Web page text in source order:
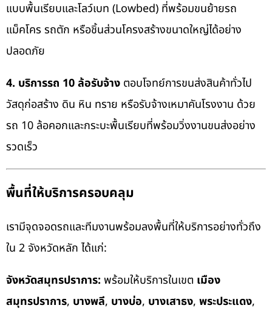
แบบพื้นเรียบและโลว์เบท (Lowbed) ที่พร้อมขนย้ายรถ
แม็คโคร รถตัก หรือชิ้นส่วนโครงสร้างขนาดใหญ่ได้อย่าง
ปลอดภัย
4. บริการรถ 10 ล้อรับจ้าง ตอบโจทย์การขนส่งสินค้าทั่วไป
วัสดุก่อสร้าง ดิน หิน ทราย หรือรับจ้างเหมาคันโรงงาน ด้วย
รถ 10 ล้อคอกและกระบะพื้นเรียบที่พร้อมวิ่งงานขนส่งอย่าง
รวดเร็ว
พื้นที่ให้บริการครอบคลุม
เรามีจุดจอดรถและทีมงานพร้อมลงพื้นที่ให้บริการอย่างทั่วถึง
ใน 2 จังหวัดหลัก ได้แก่:
จังหวัดสมุทรปราการ: พร้อมให้บริการในเขต เมือง
สมุทรปราการ, บางพลี, บางบ่อ, บางเสาธง, พระประแดง,